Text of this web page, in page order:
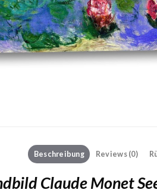
Beschreibung Reviews (0)
Claude Monet